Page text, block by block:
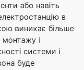
або навіть
в
виникає більше
монтажу і
системи і
буде